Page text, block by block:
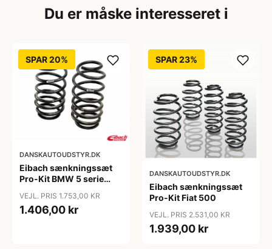
Du er måske interesseret i
SPAR 20%
DANSKAUTOUDSTYR.DK
Eibach sænkningssæt
Pro-Kit BMW 5 serie
VEJL. PRIS 1.753,00 KR
1.406,00 kr
SPAR 23%
DANSKAUTOUDSTYR.DK
Eibach sænkningssæt
Pro-Kit Fiat 500
VEJL. PRIS 2.531,00 KR
1.939,00 kr